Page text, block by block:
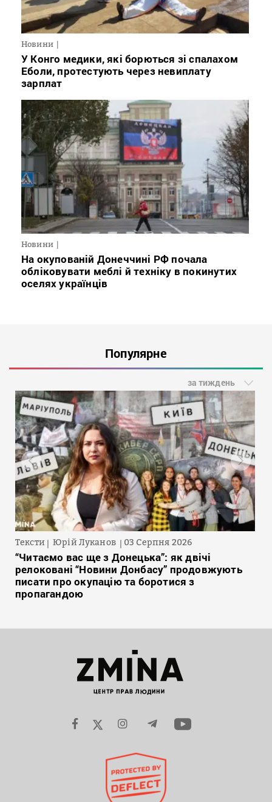
Новини
У Конго медики, які борються зі спалахом
Еболи, протестують через невиплату
зарплат
Новини
На окупованій Донеччині РФ почала
обліковувати меблі й техніку в покинутих
оселях українців
Популярне
за тиждень
Тексти Юрій Луканов 03 Серпня 2026
“Читаємо вас ще з Донецька”: як двічі
релоковані “Новини Донбасу” продовжують
писати про окупацію та боротися з
пропагандою